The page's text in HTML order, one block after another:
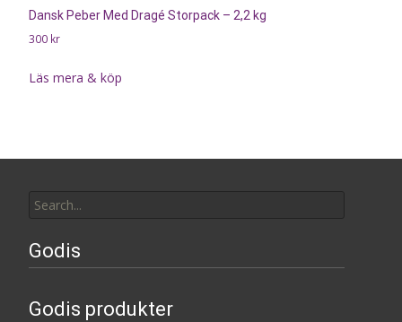
Dansk Peber Med Dragé Storpack – 2,2 kg
300 kr
Läs mera & köp
for:
Godis
Godis produkter